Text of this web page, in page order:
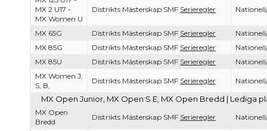
MX 2 U17 -
MX Women U
Distrikts Mästerskap SMF Serieregler
MX 65G Distrikts Mästerskap SMF Serieregler
MX 85G
Distrikts Mästerskap SMF Serieregler
MX 85U
Distrikts Mästerskap SMF Serieregler
MX Women J,
S, B,
Distrikts Mästerskap SMF Serieregler
MX Open Junior, MX Open S E, MX Open Bredd | Lediga
MX Open
Bredd
Distrikts Mästerskap SMF Serieregler